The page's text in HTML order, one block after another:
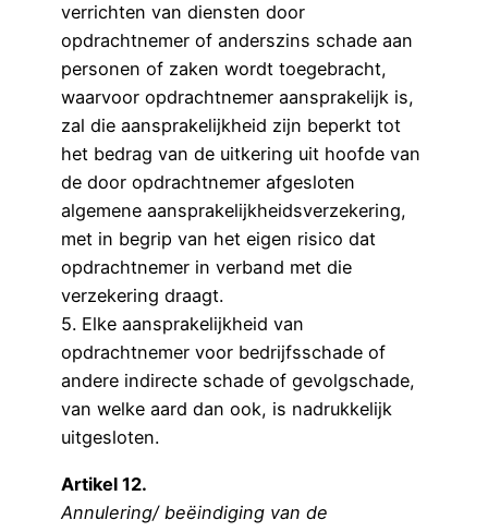
verrichten van diensten door
opdrachtnemer of anderszins schade aan
personen of zaken wordt toegebracht,
waarvoor opdrachtnemer aansprakelijk is,
zal die aansprakelijkheid zijn beperkt tot
het bedrag van de uitkering uit hoofde van
de door opdrachtnemer afgesloten
algemene aansprakelijkheidsverzekering,
met in begrip van het eigen risico dat
opdrachtnemer in verband met die
verzekering draagt.
5. Elke aansprakelijkheid van
opdrachtnemer voor bedrijfsschade of
andere indirecte schade of gevolgschade,
van welke aard dan ook, is nadrukkelijk
uitgesloten.
Artikel 12.
Annulering/ beëindiging van de